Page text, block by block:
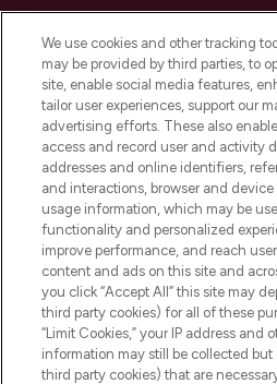
LOOKFANTASTIC is
beautybestemming van
beste huidverzorging,
make-up van meer dan
Shop online of via de
verzending
Cookie-
Do Not Sell or
HELP &
We use cookies and other tracking
may be provided by third parties, to
site, enable social media features,
tailor user experiences, support our
advertising efforts. These also
access and record user and activity
addresses and online identifiers,
and interactions, browser and
usage information, which may be
functionality and personalized
improve performance, and reach
content and ads on this site and
you click “Accept All” this site may
third party cookies) for all of these
“Limit Cookies,” your IP address and
information may still be collected
third party cookies) that are